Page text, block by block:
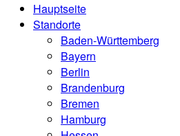
Hauptseite
Standorte
Baden-Württemberg
Bayern
Berlin
Brandenburg
Bremen
Hamburg